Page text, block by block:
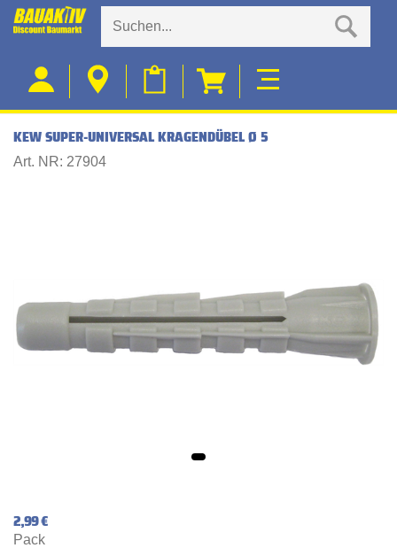
KEW SUPER-UNIVERSAL KRAGENDÜBEL Ø 5
Art. NR: 27904
2,99 €
Pack